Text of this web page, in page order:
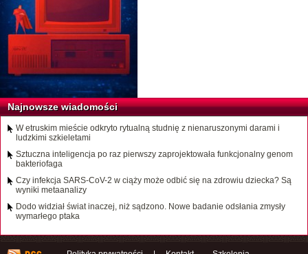
Najnowsze wiadomości
W etruskim mieście odkryto rytualną studnię z nienaruszonymi darami i
ludzkimi szkieletami
Sztuczna inteligencja po raz pierwszy zaprojektowała funkcjonalny genom
bakteriofaga
Czy infekcja SARS-CoV-2 w ciąży może odbić się na zdrowiu dziecka? Są
wyniki metaanalizy
Dodo widział świat inaczej, niż sądzono. Nowe badanie odsłania zmysły
wymarłego ptaka